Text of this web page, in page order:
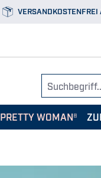
PRETTY WOMAN®